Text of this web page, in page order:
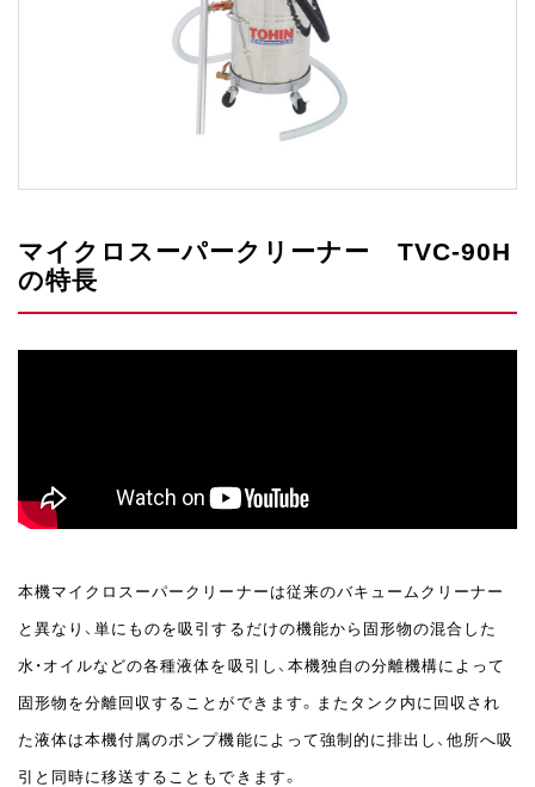
マイクロスーパークリーナー TVC-90H
の特長
本機マイクロスーパークリーナーは従来のバキュームクリーナー
と異なり、単にものを吸引するだけの機能から固形物の混合した
水・オイルなどの各種液体を吸引し、本機独自の分離機構によって
固形物を分離回収することができます。またタンク内に回収され
た液体は本機付属のポンプ機能によって強制的に排出し、他所へ吸
引と同時に移送することもできます。